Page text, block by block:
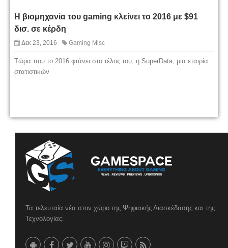
Η βιομηχανία του gaming κλείνει το 2016 με $91
δισ. σε κέρδη
Δεκ 23, 2016 Gaming Misc
Τώρα που το 2016 φτάνει στο τέλος του, η SuperData, μια εταιρία
στατιστικών
Τα τελευταία νέα στον χώρο της Ψηφιακής Διασκέδασης και της
Τεχνολογίας.